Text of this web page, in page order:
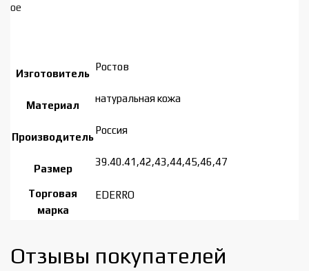
ое
Изготовитель
Ростов
Материал
натуральная кожа
Производитель
Россия
Размер
39.40.41,42,43,44,45,46,47
Торговая
марка
EDERRO
Отзывы покупателей​